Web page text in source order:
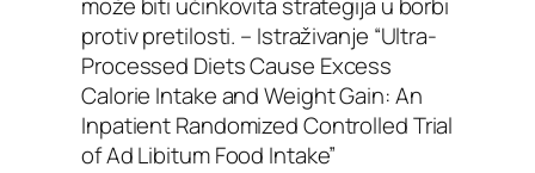
protiv pretilosti. – Istraživanje “Ultra-
Processed Diets Cause Excess
Calorie Intake and Weight Gain: An
Inpatient Randomized Controlled Trial
of Ad Libitum Food Intake”